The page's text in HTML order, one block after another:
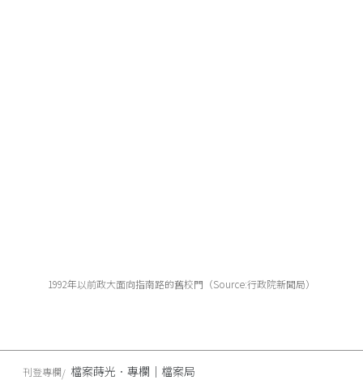
1992年以前政大面向指南路的舊校門（Source:行政院新聞局）
刊登專欄 檔案蒔光．專欄｜檔案局